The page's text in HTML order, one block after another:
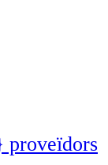
proveïdors